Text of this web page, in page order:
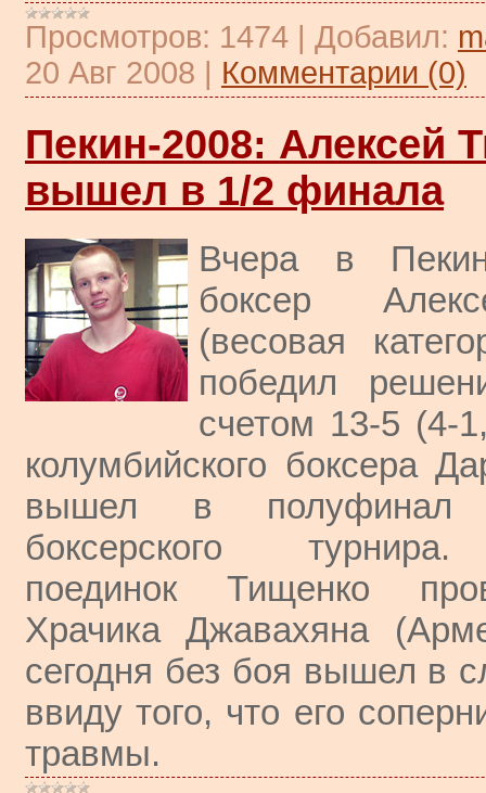
Просмотров: 1474 | Добавил:
20 Авг 2008 | Комментарии (0)
Пекин-2008: Алексей
вышел в 1/2 финала
Вчера в
боксер
(весовая
победил
счетом 13-5 (4-
колумбийского боксера
вышел в полуфинал
боксерского
поединок Тищенко
Храчика Джавахяна
сегодня без боя вышел в
ввиду того, что его
травмы.